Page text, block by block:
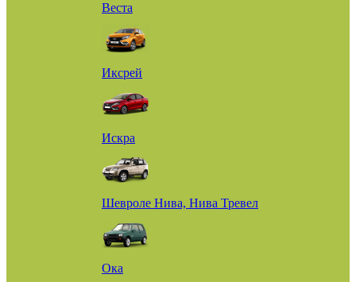
Веста
Иксрей
Искра
Шевроле Нива, Нива Тревел
Ока